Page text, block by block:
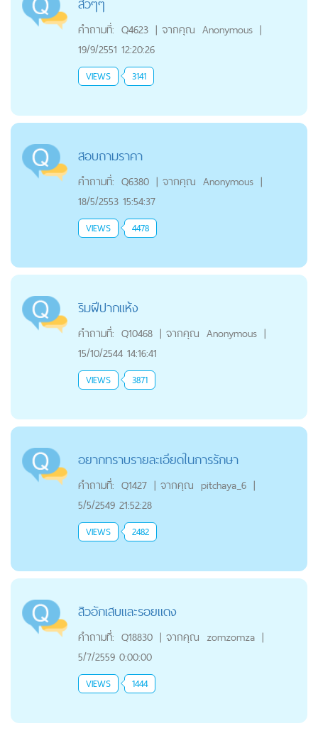
คำถามที่: Q4623 | จากคุณ Anonymous |
19/9/2551 12:20:26
VIEWS 3141
สอบถามราคา
คำถามที่: Q6380 | จากคุณ Anonymous |
18/5/2553 15:54:37
VIEWS 4478
ริมฝีปากแห้ง
คำถามที่: Q10468 | จากคุณ Anonymous |
15/10/2544 14:16:41
VIEWS 3871
อยากทราบรายละเอียดในการรักษา
คำถามที่: Q1427 | จากคุณ pitchaya_6 |
5/5/2549 21:52:28
VIEWS 2482
สิวอักเสบและรอยแดง
คำถามที่: Q18830 | จากคุณ zomzomza |
5/7/2559 0:00:00
VIEWS 1444